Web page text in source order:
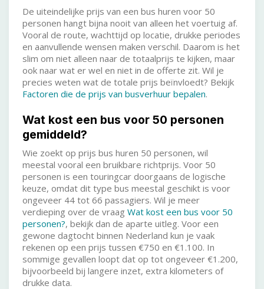
De uiteindelijke prijs van een bus huren voor 50
personen hangt bijna nooit van alleen het voertuig af.
Vooral de route, wachttijd op locatie, drukke periodes
en aanvullende wensen maken verschil. Daarom is het
slim om niet alleen naar de totaalprijs te kijken, maar
ook naar wat er wel en niet in de offerte zit. Wil je
precies weten wat de totale prijs beïnvloedt? Bekijk
Factoren die de prijs van busverhuur bepalen.
Wat kost een bus voor 50 personen
gemiddeld?
Wie zoekt op prijs bus huren 50 personen, wil
meestal vooral een bruikbare richtprijs. Voor 50
personen is een touringcar doorgaans de logische
keuze, omdat dit type bus meestal geschikt is voor
ongeveer 44 tot 66 passagiers. Wil je meer
verdieping over de vraag Wat kost een bus voor 50
personen?, bekijk dan de aparte uitleg. Voor een
gewone dagtocht binnen Nederland kun je vaak
rekenen op een prijs tussen €750 en €1.100. In
sommige gevallen loopt dat op tot ongeveer €1.200,
bijvoorbeeld bij langere inzet, extra kilometers of
drukke data.